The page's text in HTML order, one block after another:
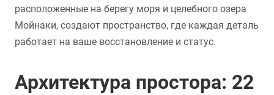
расположенные на берегу моря и целебного озера
Мойнаки, создают пространство, где каждая деталь
работает на ваше восстановление и статус.
Архитектура простора: 22